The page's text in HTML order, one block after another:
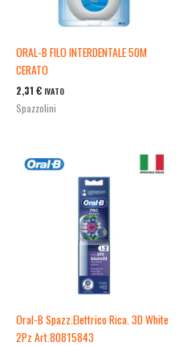
ORAL-B FILO INTERDENTALE 50M
CERATO
2,31 € IVATO
Spazzolini
Oral-B Spazz.Elettrico Rica. 3D White
2Pz Art.80815843